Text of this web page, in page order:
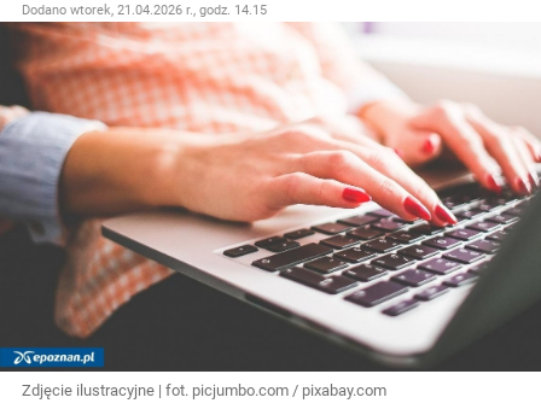
Dodano wtorek, 21.04.2026 r., godz. 14.15
Zdjęcie ilustracyjne | fot. picjumbo.com / pixabay.com